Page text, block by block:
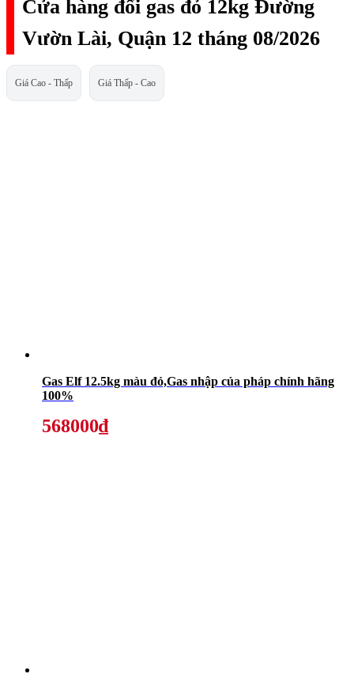
Cửa hàng đổi gas đỏ 12kg Đường
Vườn Lài, Quận 12 tháng 08/2026
Giá Cao - Thấp Giá Thấp - Cao
Gas Elf 12.5kg màu đỏ,Gas nhập của pháp chính hãng
100%
568000₫